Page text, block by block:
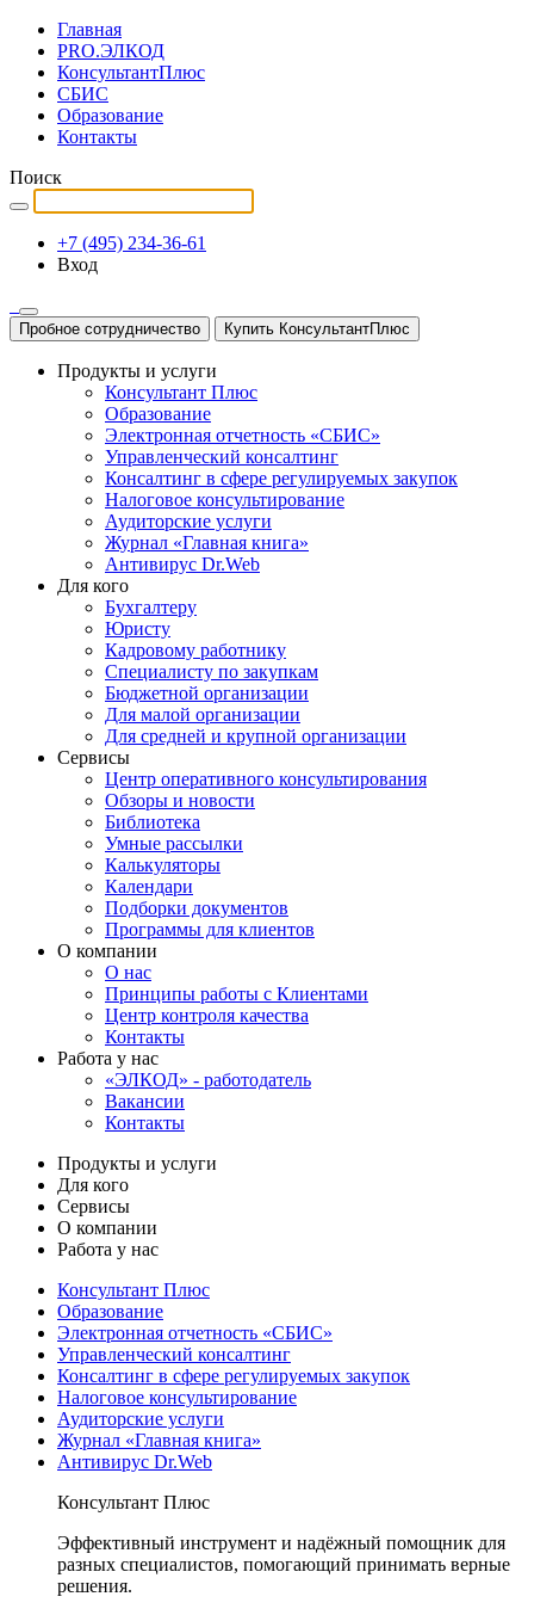
Главная
PRO.ЭЛКОД
КонсультантПлюс
СБИС
Образование
Контакты
Поиск
+7 (495) 234-36-61
Вход
Пробное сотрудничество Купить КонсультантПлюс
Продукты и услуги
Консультант Плюс
Образование
Электронная отчетность «СБИС»
Управленческий консалтинг
Консалтинг в сфере регулируемых закупок
Налоговое консультирование
Аудиторские услуги
Журнал «Главная книга»
Антивирус Dr.Web
Для кого
Бухгалтеру
Юристу
Кадровому работнику
Специалисту по закупкам
Бюджетной организации
Для малой организации
Для средней и крупной организации
Сервисы
Центр оперативного консультирования
Обзоры и новости
Библиотека
Умные рассылки
Калькуляторы
Календари
Подборки документов
Программы для клиентов
О компании
О нас
Принципы работы с Клиентами
Центр контроля качества
Контакты
Работа у нас
«ЭЛКОД» - работодатель
Вакансии
Контакты
Продукты и услуги
Для кого
Сервисы
О компании
Работа у нас
Консультант Плюс
Образование
Электронная отчетность «СБИС»
Управленческий консалтинг
Консалтинг в сфере регулируемых закупок
Налоговое консультирование
Аудиторские услуги
Журнал «Главная книга»
Антивирус Dr.Web
Консультант Плюс
Эффективный инструмент и надёжный помощник для
разных специалистов, помогающий принимать верные
решения.